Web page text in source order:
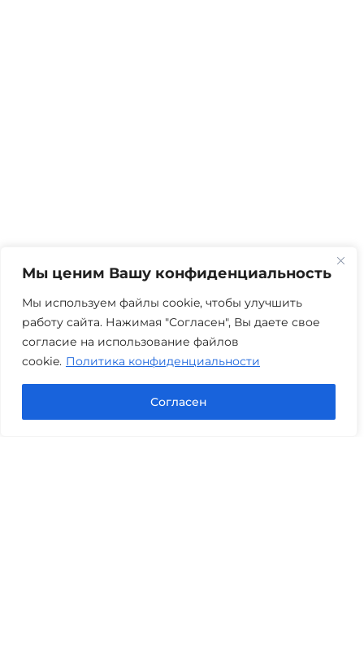
Мы ценим Вашу конфиденциальность
Мы используем файлы cookie, чтобы улучшить
работу сайта. Нажимая "Согласен", Вы даете свое
согласие на использование файлов
cookie. Политика конфиденциальности
Согласен